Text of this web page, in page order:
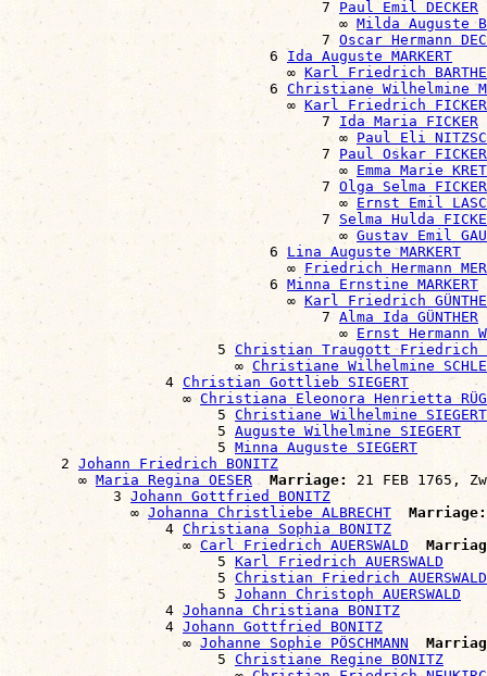
                                    7
Paul Emil DECKER
                                      ∞
Milda Auguste
                                    7
Oscar Hermann
                              6
Ida Auguste MARKERT
                                ∞
Karl Friedrich
                              6
Christiane Wilhelmine
                                ∞
Karl Friedrich FICKER
                                    7
Ida Maria FICKER
                                      ∞
Paul Eli
                                    7
Paul Oskar FICKER
                                      ∞
Emma Marie
                                    7
Olga Selma FICKER
                                      ∞
Ernst Emil
                                    7
Selma Hulda
                                      ∞
Gustav Emil
                              6
Lina Auguste MARKERT
                                ∞
Friedrich Hermann
                              6
Minna Ernstine MARKERT
                                ∞
Karl Friedrich
                                    7
Alma Ida GÜNTHER
                                      ∞
Ernst Hermann
                        5
Christian Traugott Friedrich
                          ∞
Christiane Wilhelmine
                  4
Christian Gottlieb SIEGERT
                    ∞
Christiana Eleonora Henrietta
                        5
Christiane Wilhelmine SIEGERT
                        5
Auguste Wilhelmine SIEGERT
                        5
Minna Auguste SIEGERT
      2
Johann Friedrich BONITZ
        ∞
Maria Regina OESER Marriage:
21 FEB 1765,
            3
Johann Gottfried BONITZ
              ∞
Johanna Christliebe ALBRECHT
Marriage:
                  4
Christiana Sophia BONITZ
                    ∞
Carl Friedrich AUERSWALD
                        5
Karl Friedrich AUERSWALD
                        5
Christian Friedrich AUERSWALD
                        5
Johann Christoph AUERSWALD
                  4
Johanna Christiana BONITZ
                  4
Johann Gottfried BONITZ
                    ∞
Johanne Sophie PÖSCHMANN
                        5
Christiane Regine BONITZ